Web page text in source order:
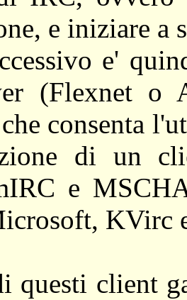
e iniziare a
e'
(Flexnet o
consenta
di un
e
KVirc
questi client